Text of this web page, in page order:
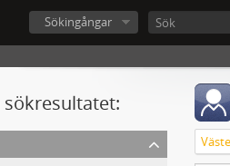
Sökingångar
sökresultatet: